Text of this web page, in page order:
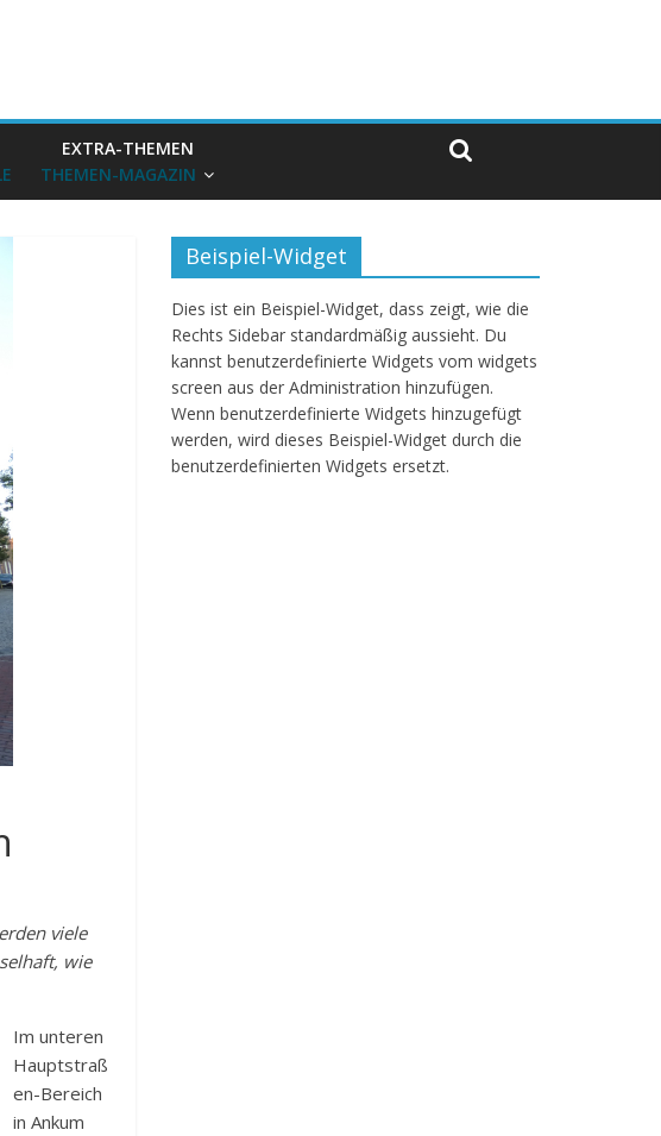
EXTRA-THEMEN
THEMEN-MAGAZIN
viele
wie
Im unteren
Hauptstraß
en-Bereich
in Ankum
Beispiel-Widget
Dies ist ein Beispiel-Widget, dass zeigt, wie die
Rechts Sidebar standardmäßig aussieht. Du
kannst benutzerdefinierte Widgets vom widgets
screen aus der Administration hinzufügen.
Wenn benutzerdefinierte Widgets hinzugefügt
werden, wird dieses Beispiel-Widget durch die
benutzerdefinierten Widgets ersetzt.